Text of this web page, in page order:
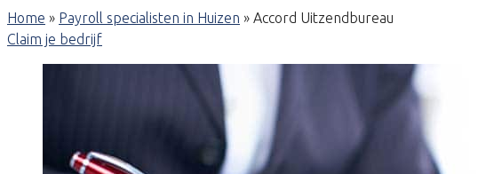
Home » Payroll specialisten in Huizen » Accord Uitzendbureau
Claim je bedrijf